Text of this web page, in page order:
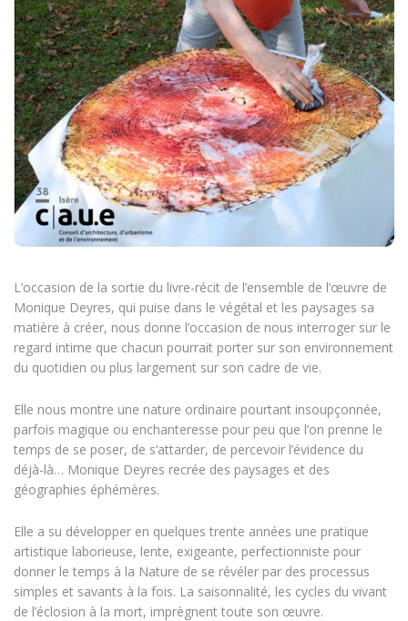
L’occasion de la sortie du livre-récit de l’ensemble de l’œuvre de
Monique Deyres, qui puise dans le végétal et les paysages sa
matière à créer, nous donne l’occasion de nous interroger sur le
regard intime que chacun pourrait porter sur son environnement
du quotidien ou plus largement sur son cadre de vie.
Elle nous montre une nature ordinaire pourtant insoupçonnée,
parfois magique ou enchanteresse pour peu que l’on prenne le
temps de se poser, de s’attarder, de percevoir l’évidence du
déjà-là… Monique Deyres recrée des paysages et des
géographies éphémères.
Elle a su développer en quelques trente années une pratique
artistique laborieuse, lente, exigeante, perfectionniste pour
donner le temps à la Nature de se révéler par des processus
simples et savants à la fois. La saisonnalité, les cycles du vivant
de l’éclosion à la mort, imprègnent toute son œuvre.